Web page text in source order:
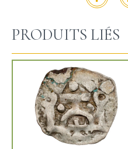
PRODUITS LIÉS